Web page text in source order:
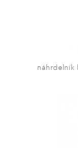
náhrdelník